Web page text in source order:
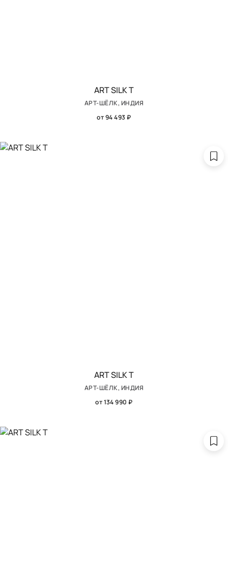
ART SILK T
АРТ-ШЁЛК, ИНДИЯ
от 94 493 ₽
ART SILK T
АРТ-ШЁЛК, ИНДИЯ
от 134 990 ₽